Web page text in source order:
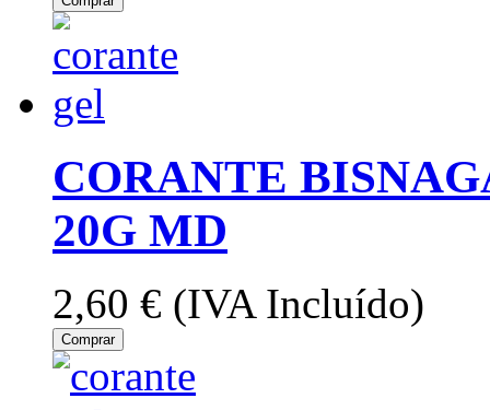
CORANTE
20G MD
2,60 € (IVA Incluído)
Comprar